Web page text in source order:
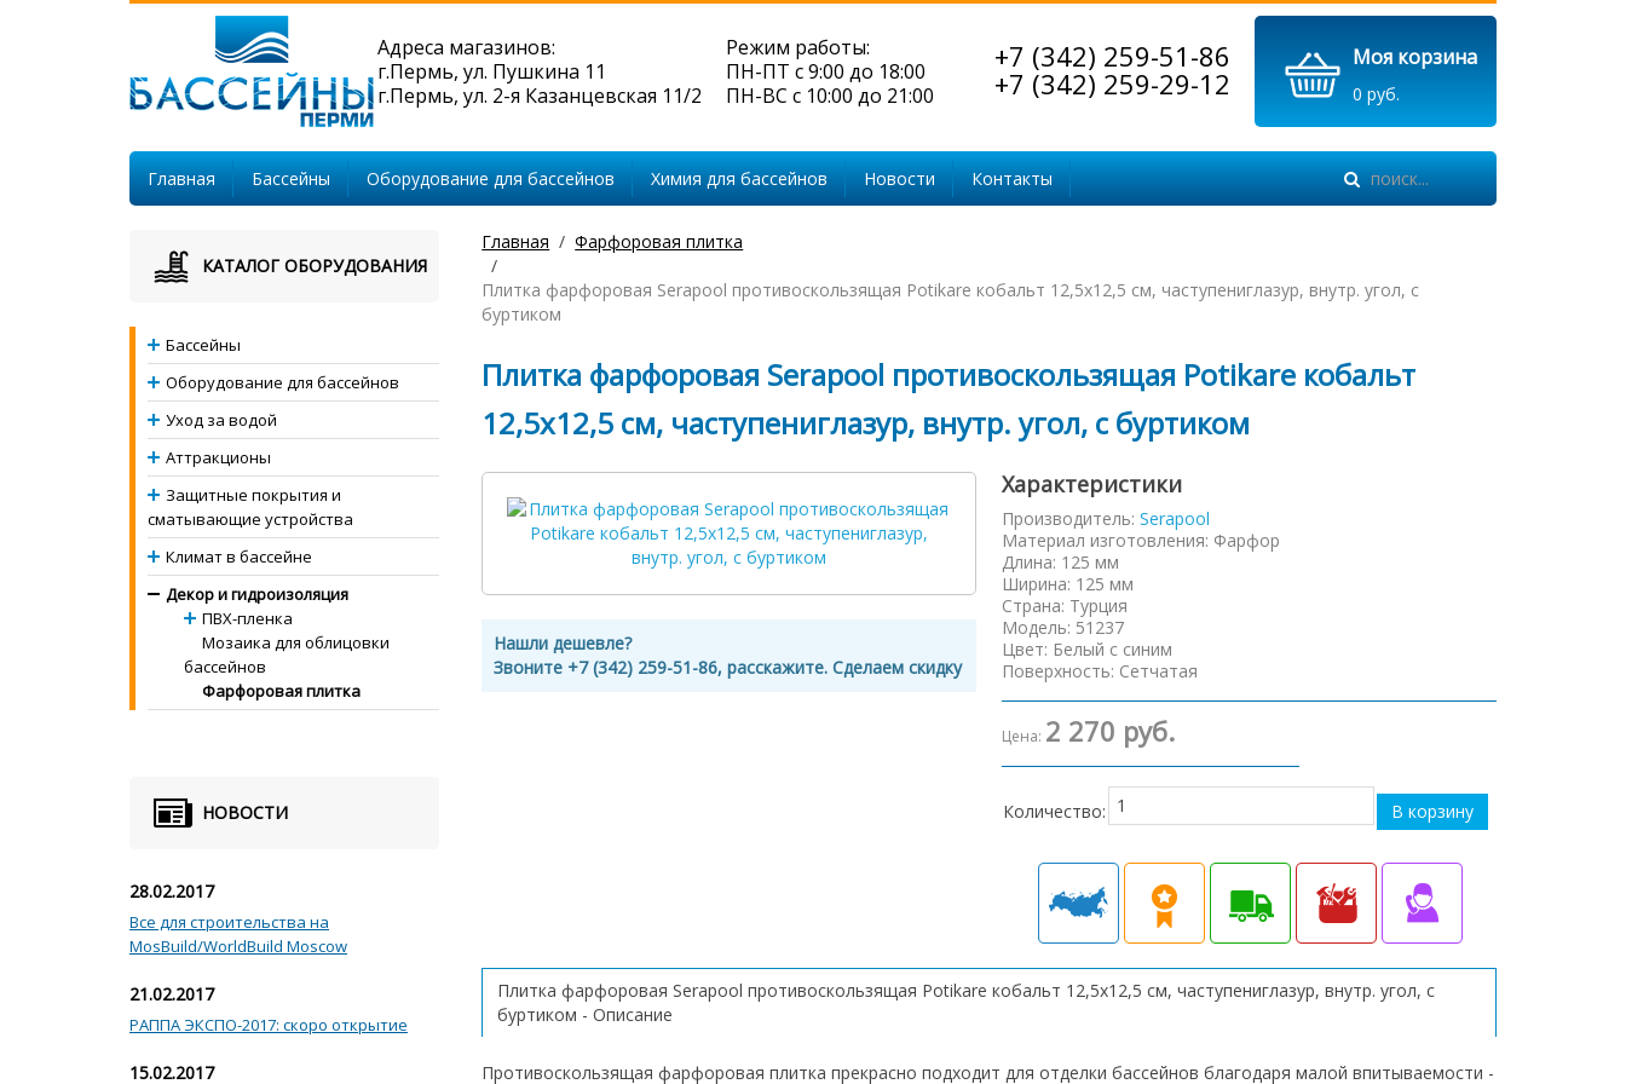
Моя корзина
0 руб.
+7 (342) 259-51-86
+7 (342) 259-29-12
Режим работы:
ПН-ПТ с 9:00 до 18:00
ПН-ВС с 10:00 до 21:00
Адреса магазинов:
г.Пермь, ул. Пушкина 11
г.Пермь, ул. 2-я Казанцевская 11/2
Главная Бассейны Оборудование для бассейнов Химия для бассейнов Новости Контакты
Главная Фарфоровая плитка
Плитка фарфоровая Serapool противоскользящая Potikare кобальт 12,5x12,5 см, частупениглазур, внутр. угол, с
буртиком
Плитка фарфоровая Serapool противоскользящая Potikare кобальт
12,5x12,5 см, частупениглазур, внутр. угол, с буртиком
Нашли дешевле?
Звоните +7 (342) 259-51-86, расскажите. Сделаем скидку
Характеристики
Производитель:Serapool
Материал изготовления: Фарфор
Длина: 125 мм
Ширина: 125 мм
Страна: Турция
Модель: 51237
Цвет: Белый с синим
Поверхность: Сетчатая
Цена: 2 270 руб.
Количество:
Плитка фарфоровая Serapool противоскользящая Potikare кобальт 12,5x12,5 см, частупениглазур, внутр. угол, с
буртиком - Описание
Противоскользящая фарфоровая плитка прекрасно подходит для отделки бассейнов благодаря малой впитываемости -
КАТАЛОГ ОБОРУДОВАНИЯ
Бассейны
Оборудование для бассейнов
Уход за водой
Аттракционы
Защитные покрытия и
сматывающие устройства
Климат в бассейне
Декор и гидроизоляция
ПВХ-пленка
Мозаика для облицовки
бассейнов
Фарфоровая плитка
НОВОСТИ
28.02.2017
Все для строительства на
MosBuild/WorldBuild Moscow
21.02.2017
РАППА ЭКСПО-2017: скоро открытие
15.02.2017